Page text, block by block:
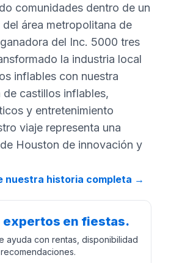
comunidades dentro de un
área metropolitana de
del Inc. 5000 tres
la industria local
inflables con nuestra
de castillos inflables,
y entretenimiento
viaje representa una
Houston de innovación y
nuestra historia completa →
expertos en fiestas.
ayuda con rentas, disponibilidad